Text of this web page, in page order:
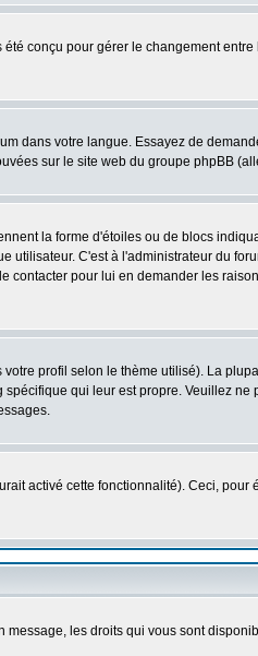
conçu pour gérer le changement
dans votre langue. Essayez de
sur le site web du groupe phpBB
la forme d'étoiles ou de blocs
C'est à l'administrateur du
contacter pour lui en demander les
profil selon le thème utilisé). La
qui leur est propre. Veuillez ne
activé cette fonctionnalité). Ceci, pour
les droits qui vous sont